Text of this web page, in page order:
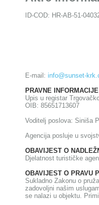
ID-COD: HR-AB-51-
E-mail: info@sunset-
PRAVNE INFORMACIJE
Upis u registar
OIB: 85651713607
Voditelj poslova: Siniša
Agencija posluje u
OBAVIJEST O
Djelatnost turističke
OBAVIJEST O PRAVU
Sukladno Zakonu o
zadovoljni našim
se nalazi u objektu.